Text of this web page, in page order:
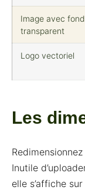
Image avec fond
transparent
Logo vectoriel
Les
Inutile
elle s’affiche